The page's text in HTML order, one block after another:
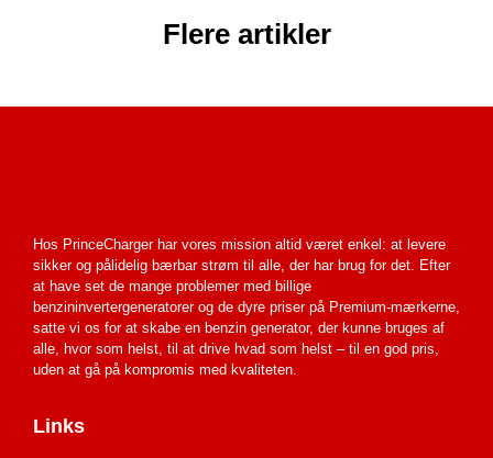
Flere artikler
Hos PrinceCharger har vores mission altid været enkel: at levere
sikker og pålidelig bærbar strøm til alle, der har brug for det. Efter
at have set de mange problemer med billige
benzininvertergeneratorer og de dyre priser på Premium-mærkerne,
satte vi os for at skabe en benzin generator, der kunne bruges af
alle, hvor som helst, til at drive hvad som helst – til en god pris,
uden at gå på kompromis med kvaliteten.
Links